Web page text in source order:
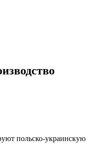
польско-украинскую